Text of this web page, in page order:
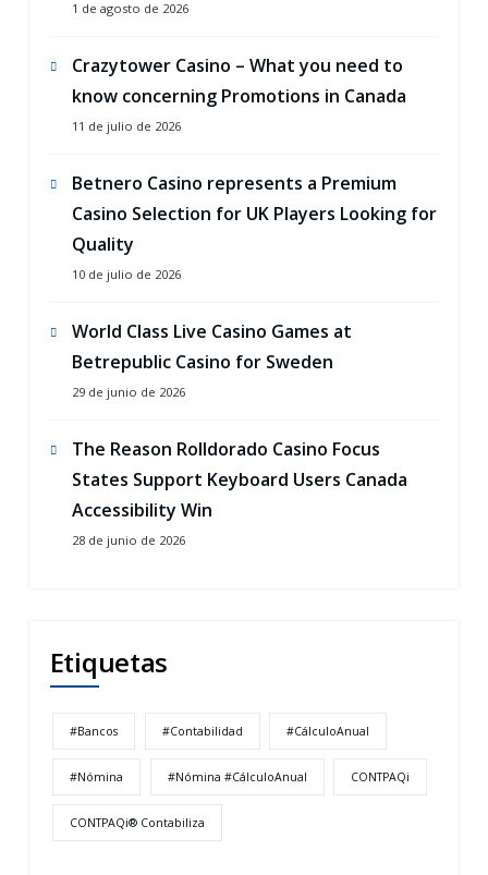
1 de agosto de 2026
Crazytower Casino – What you need to
know concerning Promotions in Canada
11 de julio de 2026
Betnero Casino represents a Premium
Casino Selection for UK Players Looking for
Quality
10 de julio de 2026
World Class Live Casino Games at
Betrepublic Casino for Sweden
29 de junio de 2026
The Reason Rolldorado Casino Focus
States Support Keyboard Users Canada
Accessibility Win
28 de junio de 2026
Etiquetas
#Bancos #Contabilidad #CálculoAnual
#Nómina #Nómina #CálculoAnual CONTPAQi
CONTPAQi® Contabiliza